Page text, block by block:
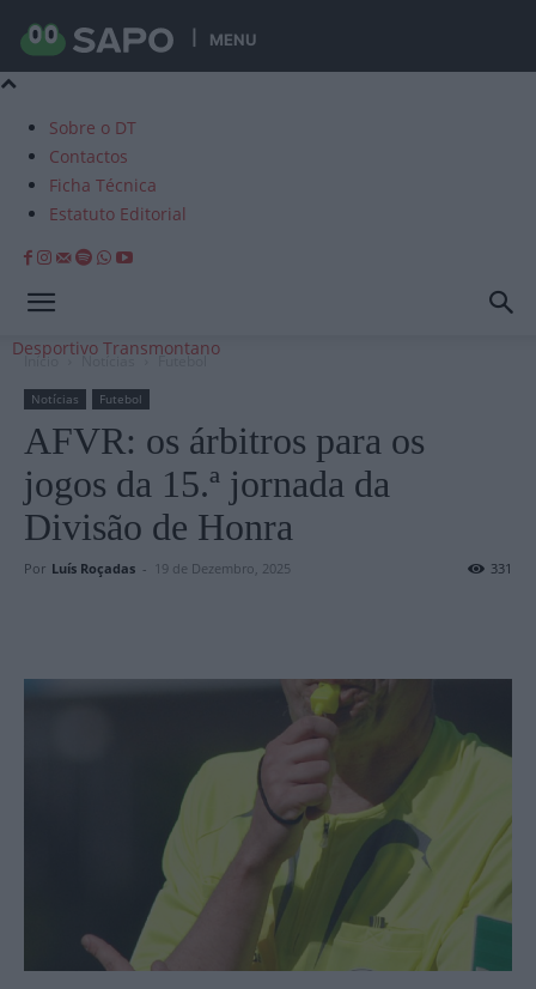
MENU
Sobre o DT
Contactos
Ficha Técnica
Estatuto Editorial
Desportivo Transmontano
Início Notícias Futebol
Notícias Futebol
AFVR: os árbitros para os
jogos da 15.ª jornada da
Divisão de Honra
Por Luís Roçadas - 19 de Dezembro, 2025 331